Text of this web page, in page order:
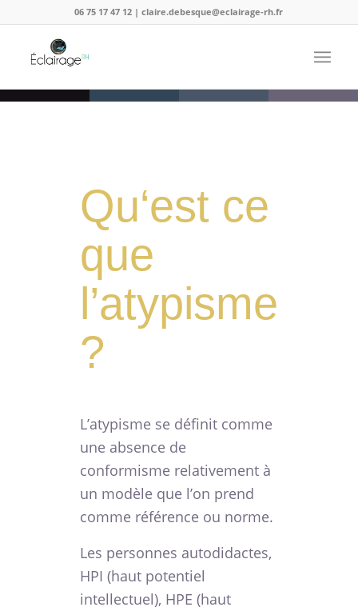
06 75 17 47 12 | claire.debesque@eclairage-rh.fr
Qu‘est ce
que
l’atypisme
?
L’atypisme se définit comme
une absence de
conformisme relativement à
un modèle que l’on prend
comme référence ou norme.
Les personnes autodidactes,
HPI (haut potentiel
intellectuel), HPE (haut